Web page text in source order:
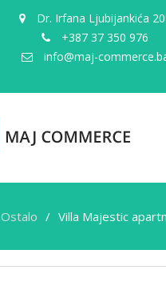
Dr. Irfana Ljubijankića
+387 37 350 976
info@maj-
Ostalo Villa Majestic